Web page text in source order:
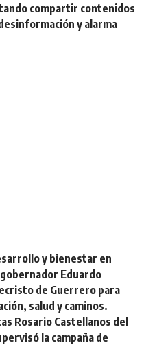
compartir contenidos
y alarma
y bienestar en
Eduardo
de Guerrero para
salud y caminos.
Rosario Castellanos del
la campaña de